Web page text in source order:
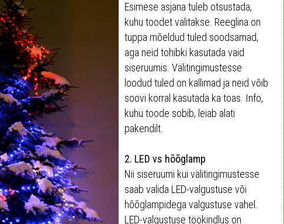
Esimese asjana tuleb otsustada,
kuhu toodet valitakse. Reeglina on
tuppa mõeldud tuled soodsamad,
aga neid tohibki kasutada vaid
siseruumis. Välitingimustesse
loodud tuled on kallimad ja neid võib
soovi korral kasutada ka toas. Info,
kuhu toode sobib, leiab alati
pakendilt.
2. LED vs hõõglamp
Nii siseruumi kui välitingimustesse
saab valida LED-valgustuse või
hõõglampidega valgustuse vahel.
LED-valgustuse töökindlus on